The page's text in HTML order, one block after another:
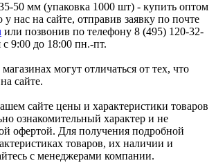
50 мм (упаковка 1000 шт) - купить оптом
нас на сайте, отправив заявку по почте
или позвонив по телефону 8 (495) 120-32-
с 9:00 до 18:00 пн.-пт.
могут отличаться от тех, что
сайте.
сайте цены и характеристики товаров
ознакомительный характер и не
офертой. Для получения подробной
товаров, их наличии и
с менеджерами компании.